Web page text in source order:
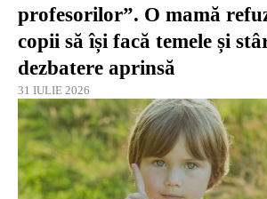
profesorilor”. O mamă
copii să își facă temele și
dezbatere aprinsă
31 IULIE 2026